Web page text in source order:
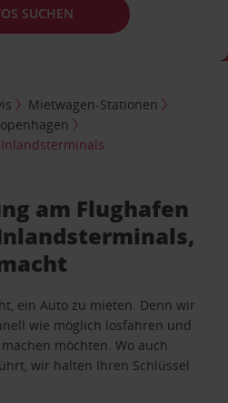
SUCHEN
Mietwagen-Stationen
am Flughafen
ein Auto zu mieten. Denn wir
wie möglich losfahren und
möchten. Wo auch
wir halten Ihren Schlüssel